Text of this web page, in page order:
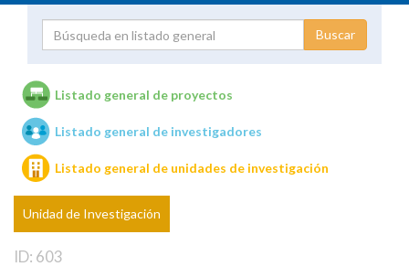
Unidades de investigación
Listado general de proyectos
Listado general de investigadores
Listado general de unidades de investigación
Unidad de Investigación
ID: 603